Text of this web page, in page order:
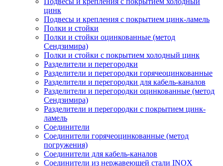
цинк
Подвесы и крепления с покрытием цинк-ламель
Полки и стойки
Полки и стойки оцинкованные (метод
Сендзимира)
Полки и стойки с покрытием холодный цинк
Разделители и перегородки
Разделители и перегородки горячеоцинкованные
Разделители и перегородки для кабель-каналов
Разделители и перегородки оцинкованные (метод
Сендзимира)
Разделители и перегородки с покрытием цинк-
ламель
Соединители
Соединители горячеоцинкованные (метод
погружения)
Соединители для кабель-каналов
Соединители из нержавеющей стали INOX